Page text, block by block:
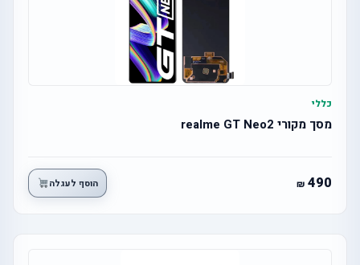
כללי
מסך מקורי realme GT Neo2
490 הוסף לעגלה